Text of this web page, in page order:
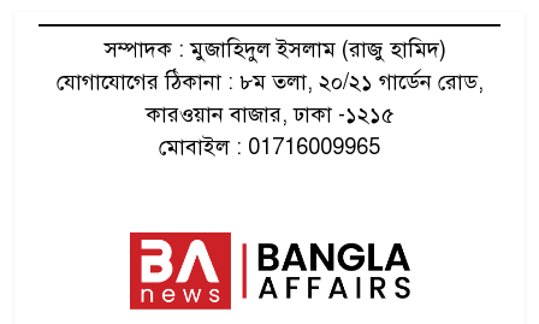
ইউনূসের চেয়ে ‘হাজারগুণ ভালো’
তারেক
শেখ হাসিনাকে নিয়ে স্বরাষ্ট্রমন্ত্রীর
প্রশ্ন!
সম্পাদক : মুজাহিদুল ইসলাম (রাজু হামিদ)
যোগাযোগের ঠিকানা : ৮ম তলা, ২০/২১ গার্ডেন রোড,
কারওয়ান বাজার, ঢাকা -১২১৫
মোবাইল : 01716009965